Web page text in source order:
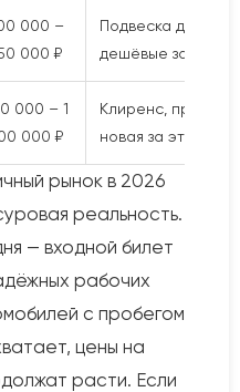
000 –
000 ₽
Подвеска для
дешёвые запчасти
000 – 1
000 ₽
Клиренс,
новая за эти
рынок в 2026
реальность.
— входной билет
рабочих
с пробегом
цены на
расти. Если